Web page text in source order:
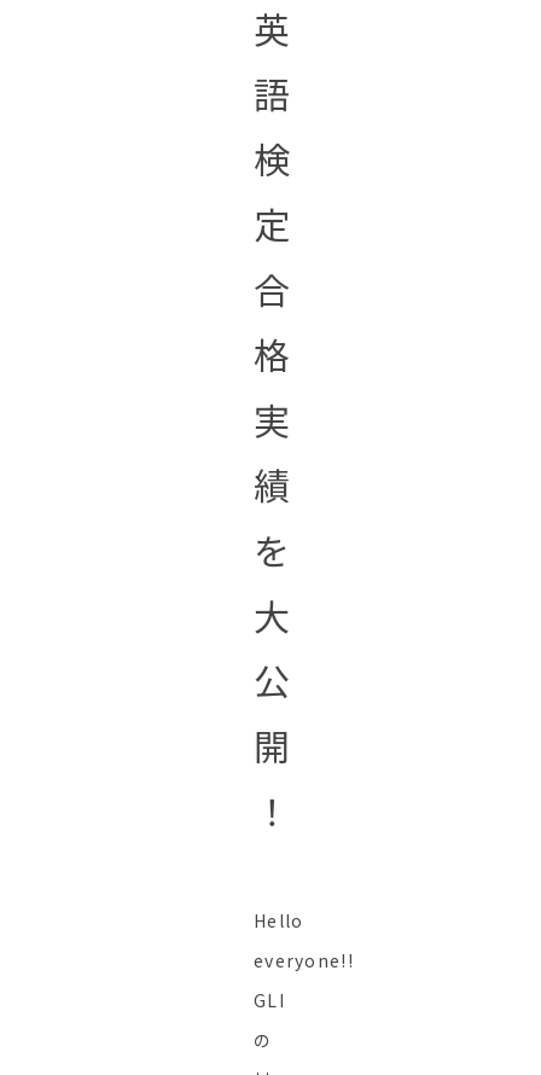
英
語
検
定
合
格
実
績
を
大
公
開
！
Hello
everyone!!
GLI
の